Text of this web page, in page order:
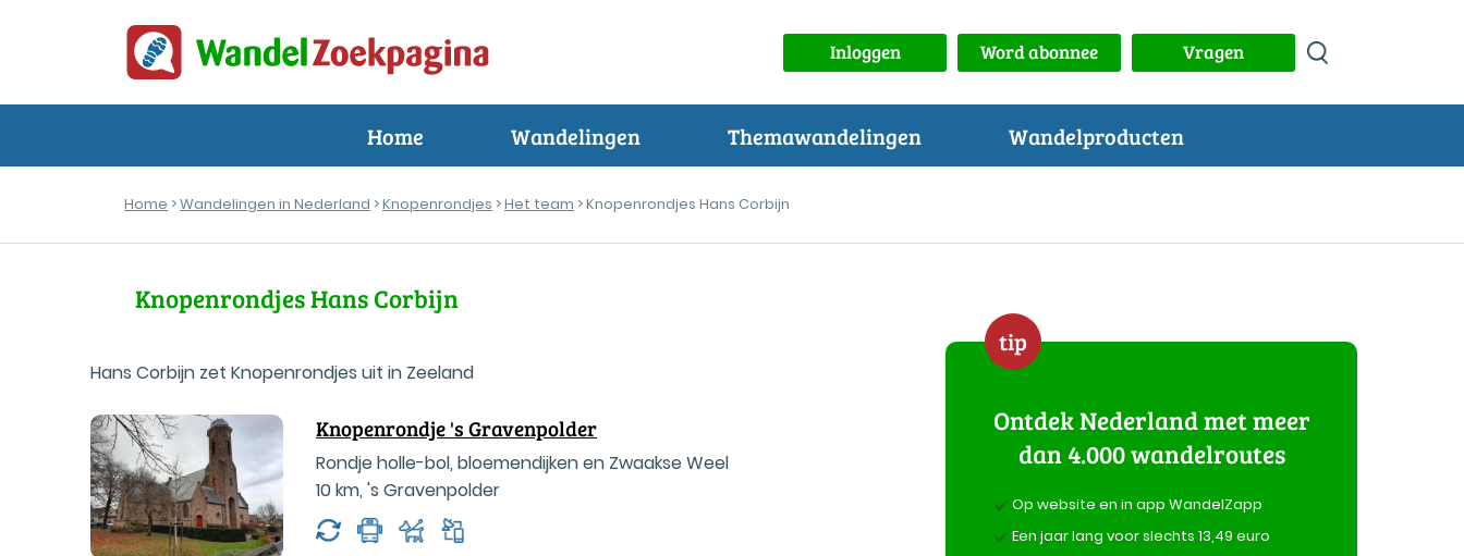
Inloggen Word abonnee Vragen
Home Wandelingen Themawandelingen Wandelproducten
Home >Wandelingen in Nederland >Knopenrondjes >Het team > Knopenrondjes Hans Corbijn
Knopenrondjes Hans Corbijn
Hans Corbijn zet Knopenrondjes uit in Zeeland
Knopenrondje 's Gravenpolder
Rondje holle-bol, bloemendijken en Zwaakse Weel
10 km, 's Gravenpolder
tip
Ontdek Nederland met meer
dan 4.000 wandelroutes
Op website en in app WandelZapp
Een jaar lang voor slechts 13,49 euro